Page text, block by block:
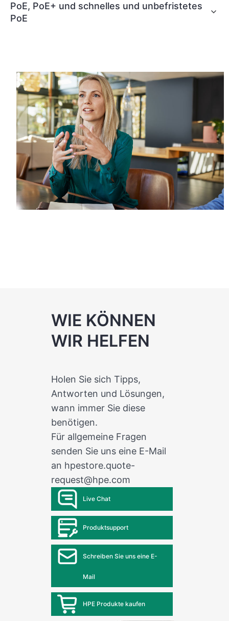
PoE, PoE+ und schnelles und unbefristetes
PoE
WIE KÖNNEN
WIR HELFEN
Holen Sie sich Tipps,
Antworten und Lösungen,
wann immer Sie diese
benötigen.
Für allgemeine Fragen
senden Sie uns eine E-Mail
an hpestore.quote-
request@hpe.com
Live Chat
Produktsupport
Schreiben Sie uns eine E-
Mail
HPE Produkte kaufen